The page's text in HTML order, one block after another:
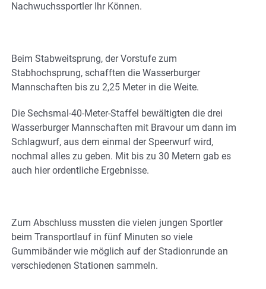
Nachwuchssportler Ihr Können.
Beim Stabweitsprung, der Vorstufe zum
Stabhochsprung, schafften die Wasserburger
Mannschaften bis zu 2,25 Meter in die Weite.
Die Sechsmal-40-Meter-Staffel bewältigten die drei
Wasserburger Mannschaften mit Bravour um dann im
Schlagwurf, aus dem einmal der Speerwurf wird,
nochmal alles zu geben. Mit bis zu 30 Metern gab es
auch hier ordentliche Ergebnisse.
Zum Abschluss mussten die vielen jungen Sportler
beim Transportlauf in fünf Minuten so viele
Gummibänder wie möglich auf der Stadionrunde an
verschiedenen Stationen sammeln.